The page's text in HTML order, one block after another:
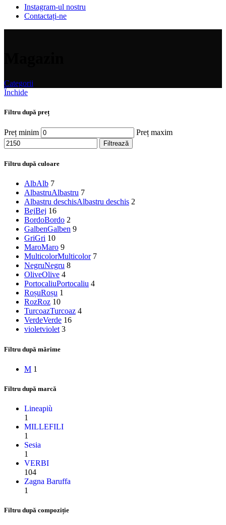
Instagram-ul nostru
Contactați-ne
Categorii
Închide
Filtru după preț
Preț minim Preț maxim
Filtrează
Filtru după culoare
AlbAlb 7
AlbastruAlbastru 7
Albastru deschisAlbastru deschis 2
BejBej 16
BordoBordo 2
GalbenGalben 9
GriGri 10
MaroMaro 9
MulticolorMulticolor 7
NegruNegru 8
OliveOlive 4
PortocaliuPortocaliu 4
RoșuRoșu 1
RozRoz 10
TurcoazTurcoaz 4
VerdeVerde 16
violetviolet 3
Filtru după mărime
M 1
Filtru după marcă
Lineapiù
1
MILLEFILI
1
Sesia
1
VERBI
104
Zagna Baruffa
1
Filtru după compoziție